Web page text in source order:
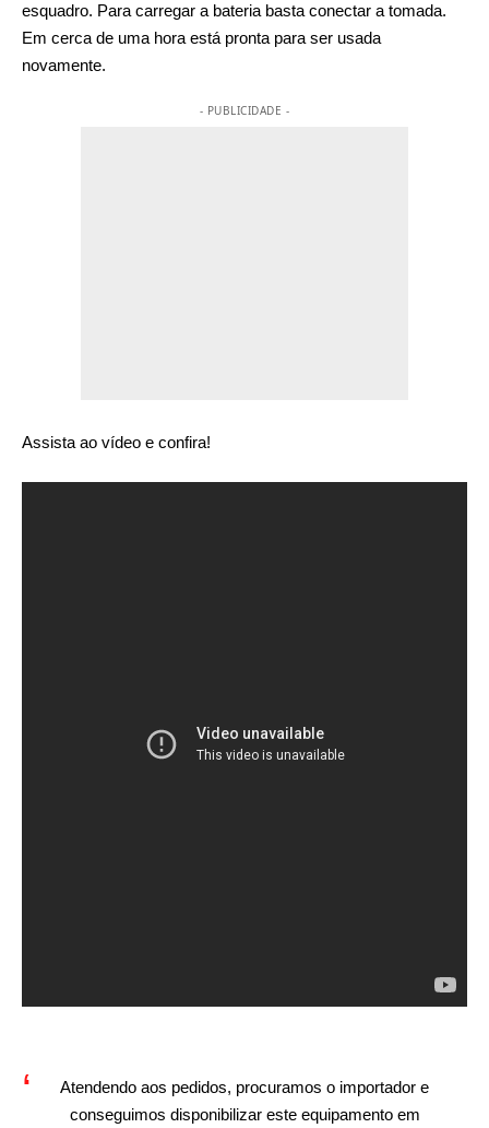
esquadro. Para carregar a bateria basta conectar a tomada.
Em cerca de uma hora está pronta para ser usada
novamente.
- PUBLICIDADE -
Assista ao vídeo e confira!
Atendendo aos pedidos, procuramos o importador e
conseguimos disponibilizar este equipamento em